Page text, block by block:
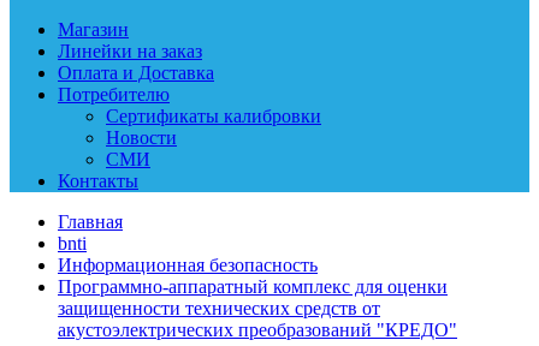
Магазин
Линейки на заказ
Оплата и Доставка
Потребителю
Сертификаты калибровки
Новости
СМИ
Контакты
Главная
bnti
Информационная безопасность
Программно-аппаратный комплекс для оценки
защищенности технических средств от
акустоэлектрических преобразований "КРЕДО"